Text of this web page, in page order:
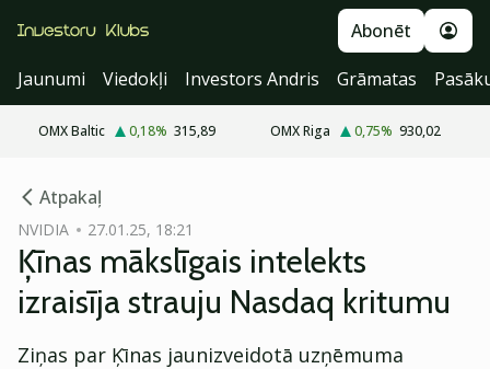
Abonēt
Jaunumi
Viedokļi Investors Andris Grāmatas
OMX Baltic 0,18% 315,89 OMX Riga 0,75% 930,02
Atpakaļ
NVIDIA 27.01.25, 18:21
Ķīnas mākslīgais intelekts
izraisīja strauju Nasdaq kritumu
Ziņas par Ķīnas jaunizveidotā uzņēmuma